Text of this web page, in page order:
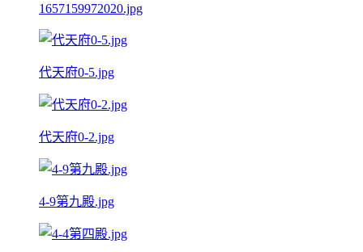
1657159972020.jpg
代天府0-5.jpg
代天府0-2.jpg
4-9第九殿.jpg